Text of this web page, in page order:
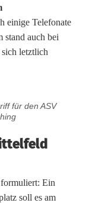
einige Telefonate
stand auch bei
letztlich
für den ASV
Ein
soll es am